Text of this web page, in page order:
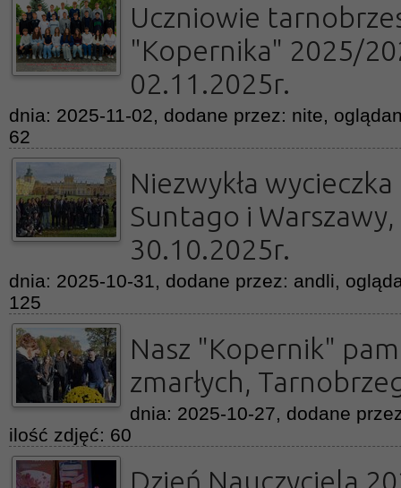
Uczniowie
"Kopernika" 2025/
02.11.2025r.
dnia: 2025-11-02, dodane przez: nite,
62
Niezwykła
Suntago i Warszawy,
30.10.2025r.
dnia: 2025-10-31, dodane przez: andli,
125
Nasz "Kopernik"
zmarłych,
dnia: 2025-10-27, dodane
ilość zdjęć: 60
Dzień Nauczyciela